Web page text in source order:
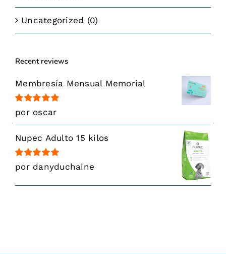
Uncategorized (0)
Recent reviews
Membresía Mensual Memorial
Valorado
con
por oscar
Nupec Adulto 15 kilos
Valorado
con
por danyduchaine